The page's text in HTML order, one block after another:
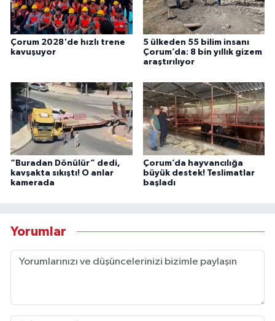
Çorum 2028'de hızlı trene
kavuşuyor
5 ülkeden 55 bilim insanı
Çorum’da: 8 bin yıllık gizem
araştırılıyor
“Buradan Dönülür” dedi,
kavşakta sıkıştı! O anlar
kamerada
Çorum’da hayvancılığa
büyük destek! Teslimatlar
başladı
Yorumlar